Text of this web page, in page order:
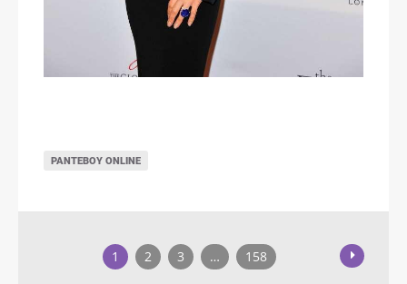
ΡΑΝΤΕΒΟΎ ONLINE
1 2 3 … 158